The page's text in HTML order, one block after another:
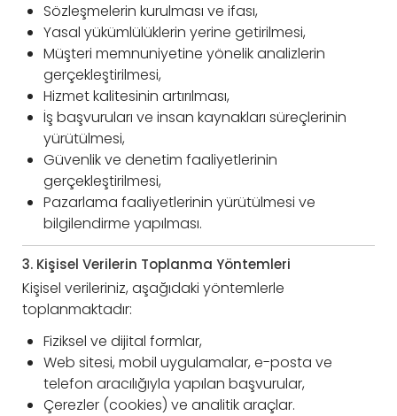
Sözleşmelerin kurulması ve ifası,
Yasal yükümlülüklerin yerine getirilmesi,
Müşteri memnuniyetine yönelik analizlerin
gerçekleştirilmesi,
Hizmet kalitesinin artırılması,
İş başvuruları ve insan kaynakları süreçlerinin
yürütülmesi,
Güvenlik ve denetim faaliyetlerinin
gerçekleştirilmesi,
Pazarlama faaliyetlerinin yürütülmesi ve
bilgilendirme yapılması.
3. Kişisel Verilerin Toplanma Yöntemleri
Kişisel verileriniz, aşağıdaki yöntemlerle
toplanmaktadır:
Fiziksel ve dijital formlar,
Web sitesi, mobil uygulamalar, e-posta ve
telefon aracılığıyla yapılan başvurular,
Çerezler (cookies) ve analitik araçlar.